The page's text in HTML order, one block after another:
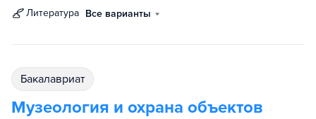
литература Все варианты
бакалавриат
Музеология и охрана объектов